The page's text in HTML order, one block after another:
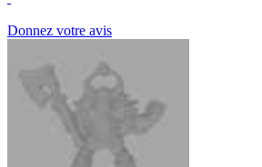
Donnez votre avis